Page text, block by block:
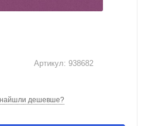
Артикул: 938682
дешевше?